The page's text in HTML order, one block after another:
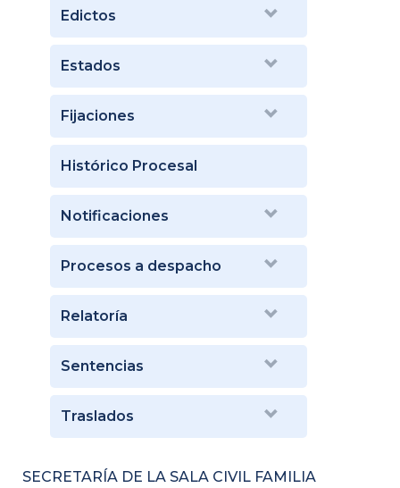
Edictos
Estados
Fijaciones
Histórico Procesal
Notificaciones
Procesos a despacho
Relatoría
Sentencias
Traslados
SECRETARÍA DE LA SALA CIVIL FAMILIA